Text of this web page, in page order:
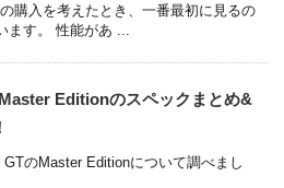
購入を考えたとき、一番最初に見るの
ます。 性能があ ...
Editionのスペックまとめ&
のMaster Editionについて調べまし